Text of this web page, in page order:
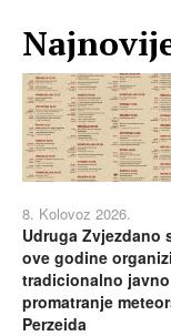
8. Kolovoz 2026.
Udruga Zvjezdano
ove godine
tradicionalno javno
promatranje
Perzeida